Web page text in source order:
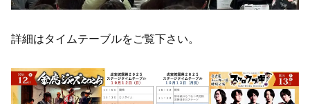
詳細はタイムテーブルをご覧下さい。